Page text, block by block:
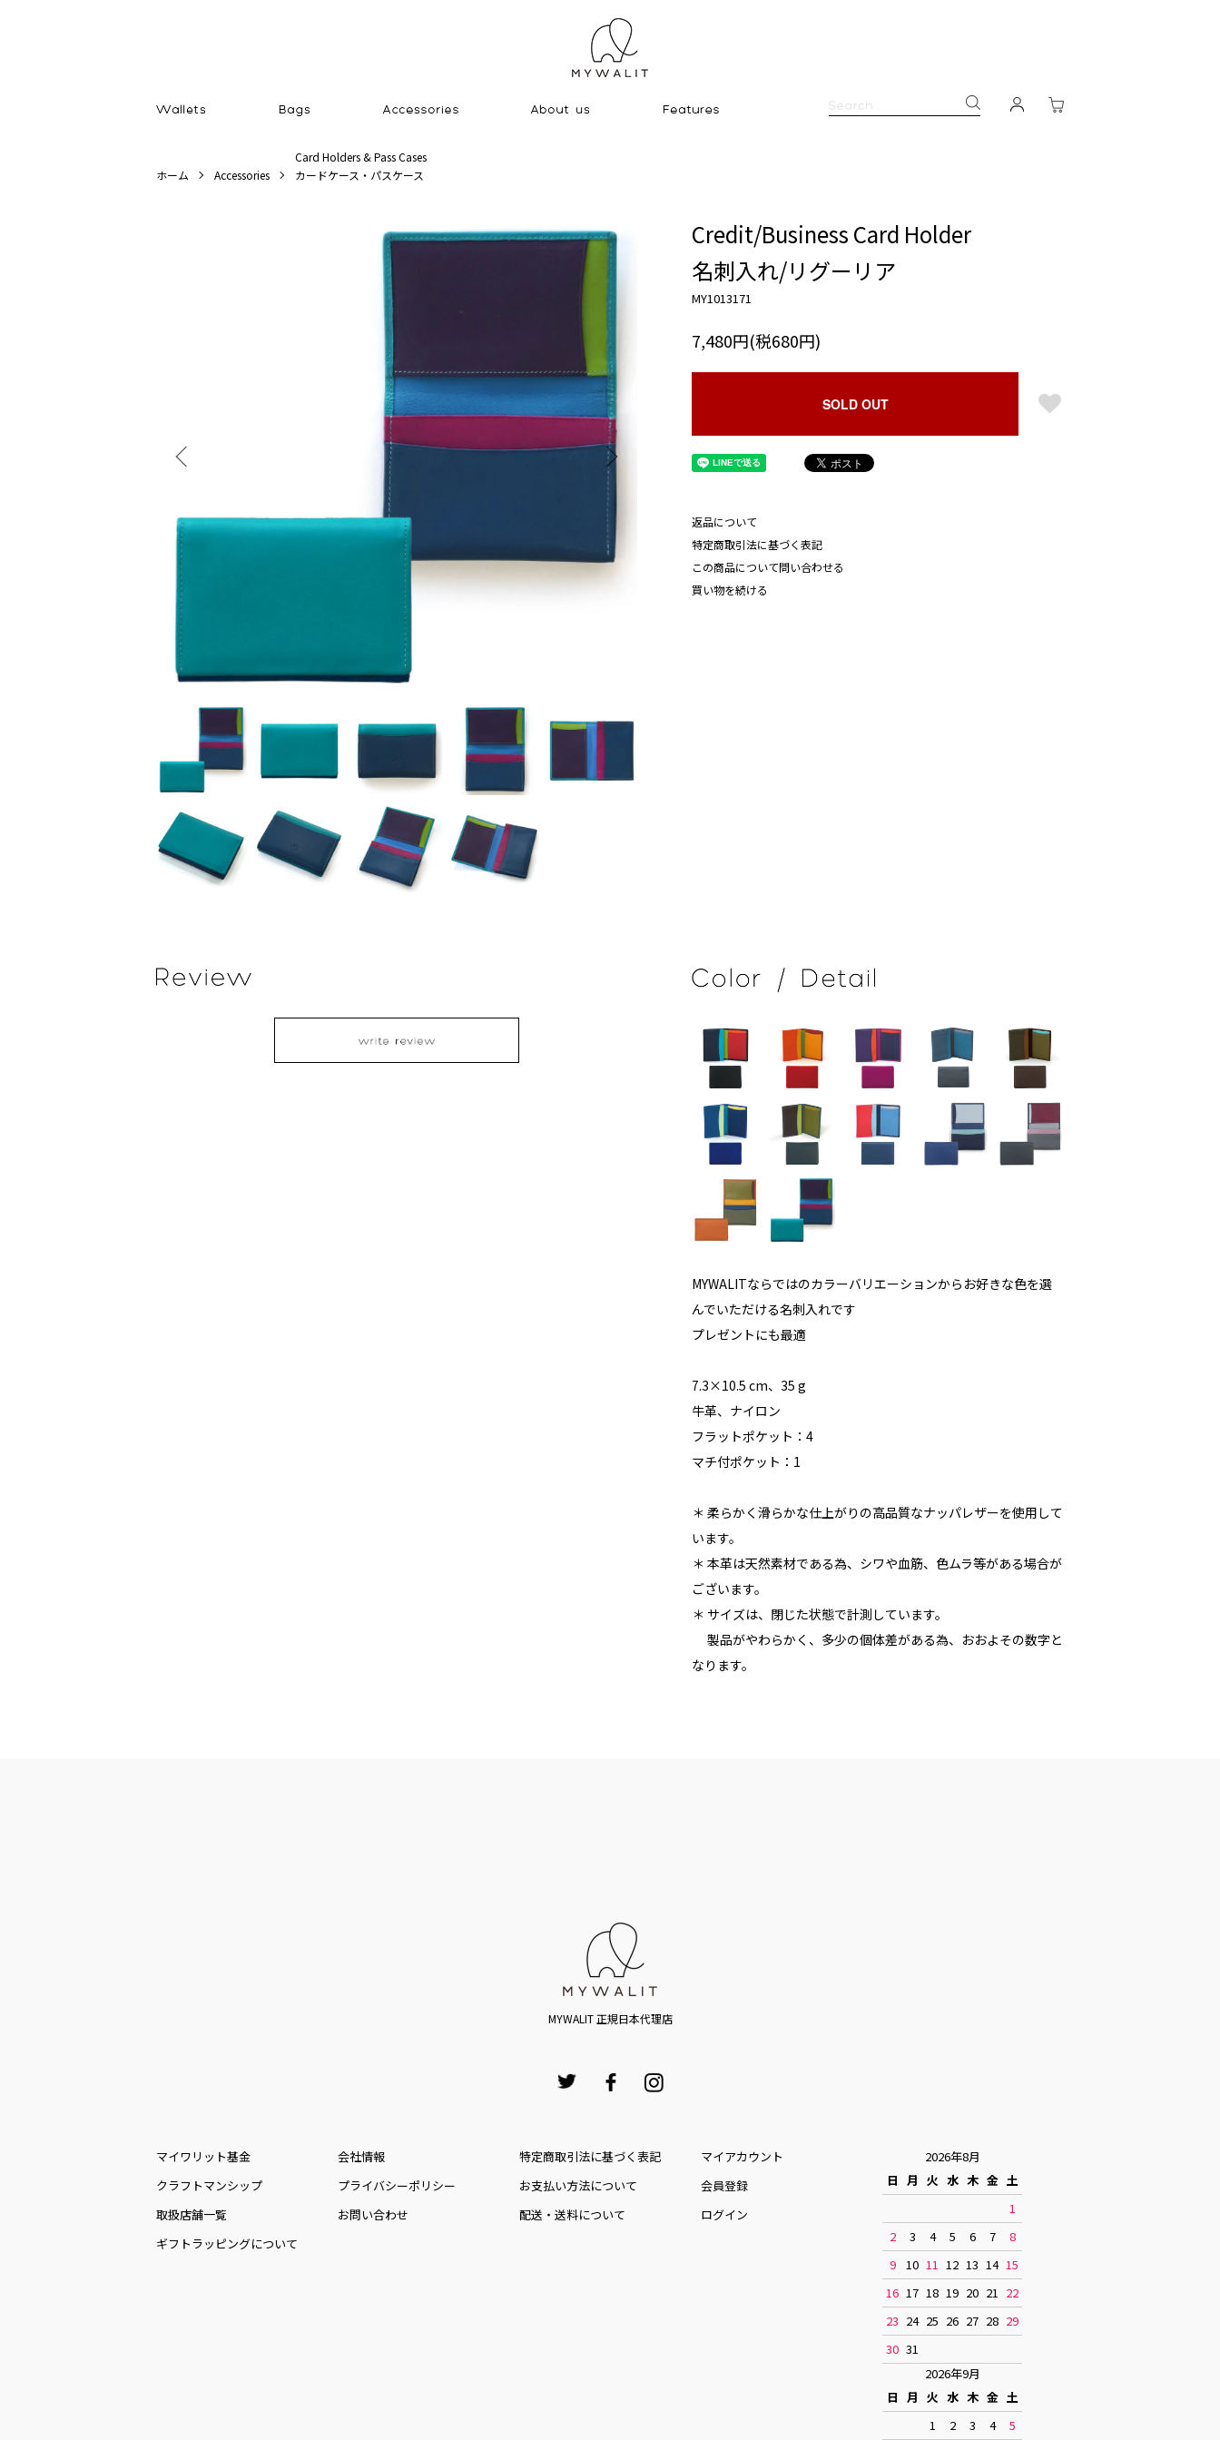
ホーム Accessories
Card Holders & Pass Cases
カードケース・パスケース
Credit/Business Card Holder
名刺入れ/リグーリア
MY1013171
7,480円(税680円)
SOLD OUT
返品について
特定商取引法に基づく表記
この商品について問い合わせる
買い物を続ける
MYWALITならではのカラーバリエーションからお好きな色を選
んでいただける名刺入れです
プレゼントにも最適
7.3×10.5 cm、35 g
牛革、ナイロン
フラットポケット：4
マチ付ポケット：1
＊ 柔らかく滑らかな仕上がりの高品質なナッパレザーを使用して
います。
＊ 本革は天然素材である為、シワや血筋、色ムラ等がある場合が
ございます。
＊ サイズは、閉じた状態で計測しています。
製品がやわらかく、多少の個体差がある為、おおよその数字と
なります。
MYWALIT 正規日本代理店
マイワリット基金
クラフトマンシップ
取扱店舗一覧
ギフトラッピングについて
会社情報
プライバシーポリシー
お問い合わせ
特定商取引法に基づく表記
お⽀払い⽅法について
配送・送料について
マイアカウント
会員登録
ログイン
2026年8月
日 月 火 水 木 金 土
1
2
3 4 5 6 7
8
9
10 11 12 13 14 15
16 17 18 19 20 21 22
23 24 25 26 27 28 29
30 31
2026年9月
日 月 火 水 木 金 土
1
2 3 4 5